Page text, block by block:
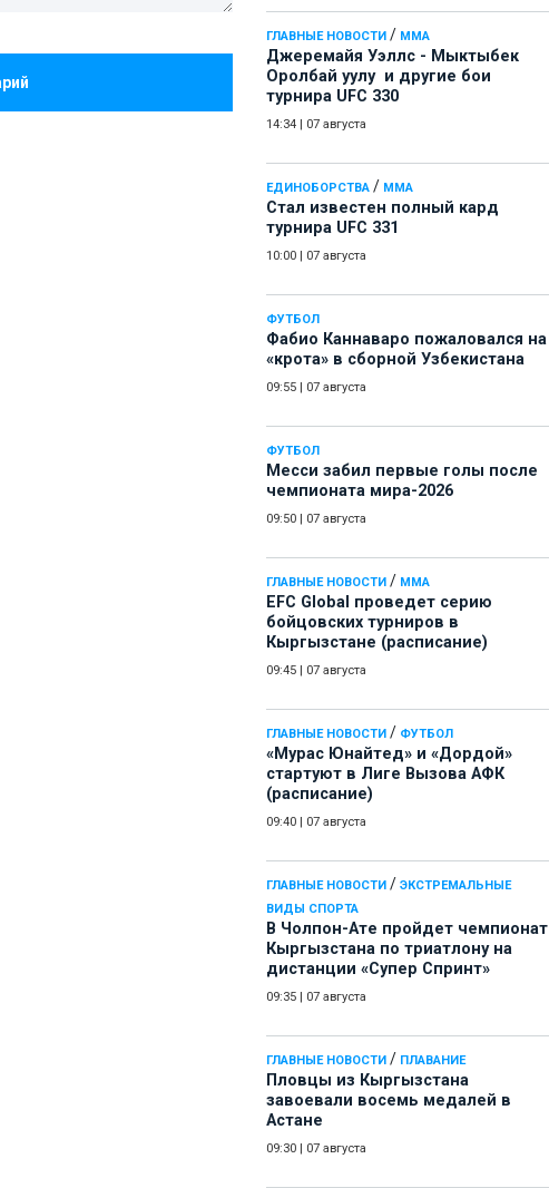
ГЛАВНЫЕ НОВОСТИ / ММА
Джеремайя Уэллс - Мыктыбек
Оролбай уулу и другие бои
турнира UFC 330
14:34 07 августа
ЕДИНОБОРСТВА / ММА
Стал известен полный кард
турнира UFC 331
10:00 07 августа
ФУТБОЛ
Фабио Каннаваро пожаловался на
«крота» в сборной Узбекистана
09:55 07 августа
ФУТБОЛ
Месси забил первые голы после
чемпионата мира-2026
09:50 07 августа
ГЛАВНЫЕ НОВОСТИ / ММА
EFC Global проведет серию
бойцовских турниров в
Кыргызстане (расписание)
09:45 07 августа
ГЛАВНЫЕ НОВОСТИ / ФУТБОЛ
«Мурас Юнайтед» и «Дордой»
стартуют в Лиге Вызова АФК
(расписание)
09:40 07 августа
ГЛАВНЫЕ НОВОСТИ / ЭКСТРЕМАЛЬНЫЕ
ВИДЫ СПОРТА
В Чолпон-Ате пройдет чемпионат
Кыргызстана по триатлону на
дистанции «Супер Спринт»
09:35 07 августа
ГЛАВНЫЕ НОВОСТИ / ПЛАВАНИЕ
Пловцы из Кыргызстана
завоевали восемь медалей в
Астане
09:30 07 августа